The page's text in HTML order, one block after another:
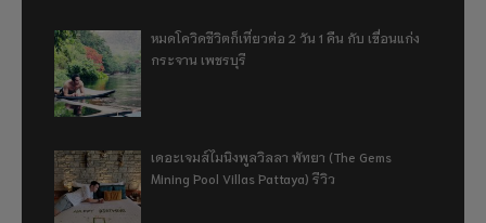
หมดโควิดชีวิตก็เที่ยวต่อ 2 วัน 1 คืน กับ เขื่อนแก่ง
กระจาน เพชรบุรี
เดอะเจมส์ไมนิงพูลวิลลา พัทยา (The Gems
Mining Pool Villas Pattaya) รีวิว